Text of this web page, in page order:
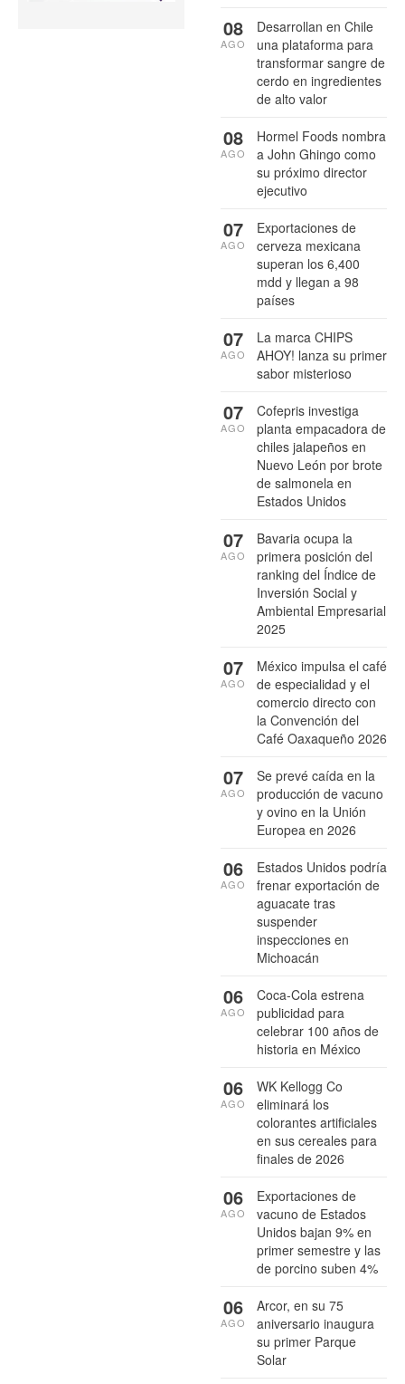
Desarrollan en Chile
una plataforma para
transformar sangre de
cerdo en ingredientes
de alto valor
08
AGO
Hormel Foods nombra
a John Ghingo como
su próximo director
ejecutivo
08
AGO
Exportaciones de
cerveza mexicana
superan los 6,400
mdd y llegan a 98
países
07
AGO
La marca CHIPS
AHOY! lanza su primer
sabor misterioso
07
AGO
Cofepris investiga
planta empacadora de
chiles jalapeños en
Nuevo León por brote
de salmonela en
Estados Unidos
07
AGO
Bavaria ocupa la
primera posición del
ranking del Índice de
Inversión Social y
Ambiental Empresarial
2025
07
AGO
México impulsa el café
de especialidad y el
comercio directo con
la Convención del
Café Oaxaqueño 2026
07
AGO
Se prevé caída en la
producción de vacuno
y ovino en la Unión
Europea en 2026
07
AGO
Estados Unidos podría
frenar exportación de
aguacate tras
suspender
inspecciones en
Michoacán
06
AGO
Coca-Cola estrena
publicidad para
celebrar 100 años de
historia en México
06
AGO
WK Kellogg Co
eliminará los
colorantes artificiales
en sus cereales para
finales de 2026
06
AGO
Exportaciones de
vacuno de Estados
Unidos bajan 9% en
primer semestre y las
de porcino suben 4%
06
AGO
Arcor, en su 75
aniversario inaugura
su primer Parque
Solar
06
AGO